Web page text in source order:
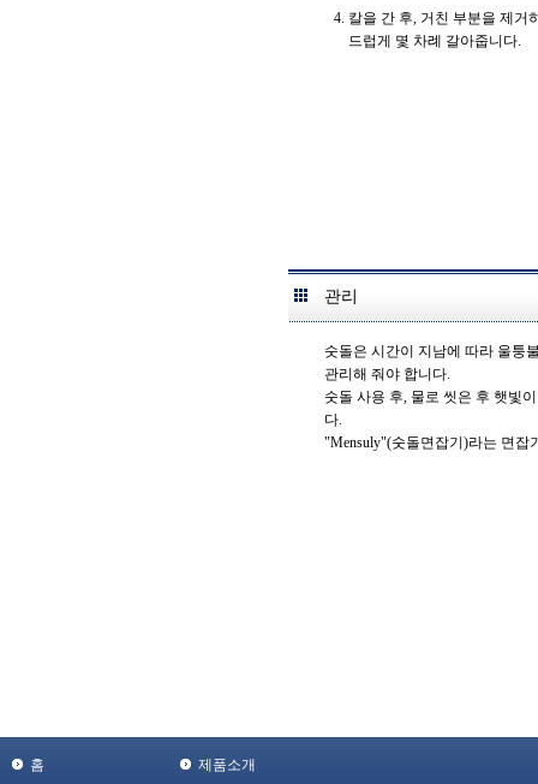
칼을 간 후, 거친 부분을 제거
드럽게 몇 차례 갈아줍니다.
관리
숫돌은 시간이 지남에 따라 울퉁
관리해 줘야 합니다.
숫돌 사용 후, 물로 씻은 후 햇빛
다.
"Mensuly"(숫돌면잡기)라는 면잡
홈 제품소개